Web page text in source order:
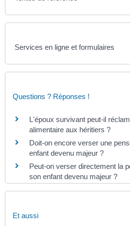
Services en ligne et formulaires
Questions ? Réponses !
L'époux survivant peut-il
alimentaire aux héritiers ?
Doit-on encore verser une
enfant devenu majeur ?
Peut-on verser directement la
son enfant devenu majeur ?
Et aussi